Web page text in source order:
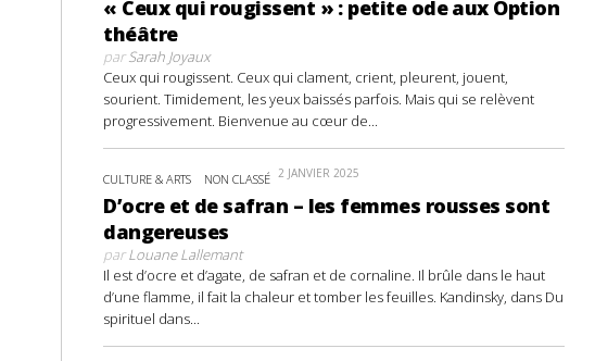
« Ceux qui rougissent » : petite ode aux Option
théâtre
parSarah Joyaux
Ceux qui rougissent. Ceux qui clament, crient, pleurent, jouent,
sourient. Timidement, les yeux baissés parfois. Mais qui se relèvent
progressivement. Bienvenue au cœur de...
CULTURE & ARTS NON CLASSÉ 2 JANVIER 2025
D’ocre et de safran – les femmes rousses sont
dangereuses
parLouane Lallemant
Il est d’ocre et d’agate, de safran et de cornaline. Il brûle dans le haut
d’une flamme, il fait la chaleur et tomber les feuilles. Kandinsky, dans Du
spirituel dans...